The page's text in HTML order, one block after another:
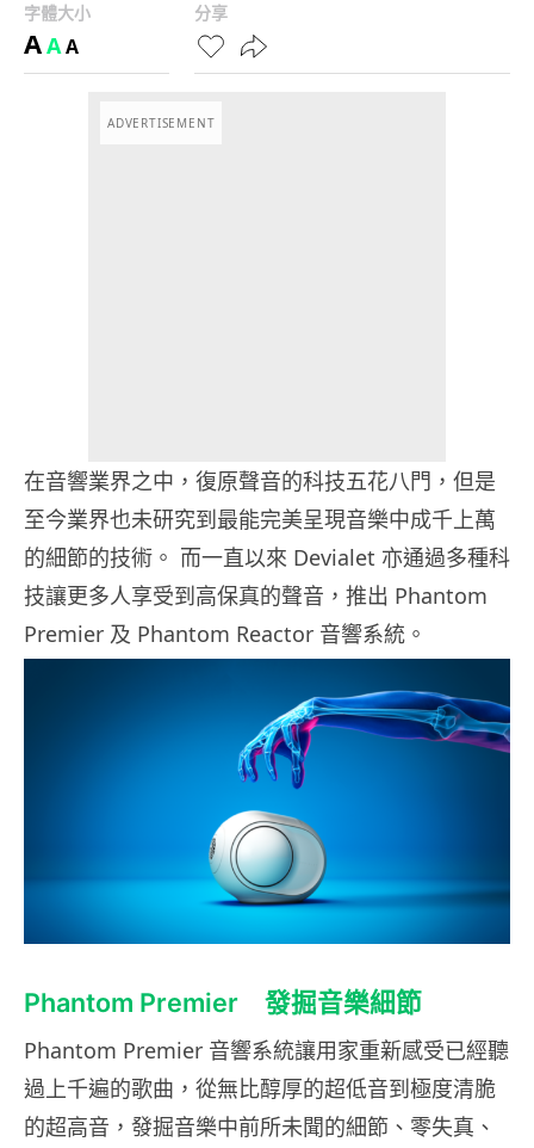
字體大小
AAA
分享
ADVERTISEMENT
在音響業界之中，復原聲音的科技五花八門，但是
至今業界也未研究到最能完美呈現音樂中成千上萬
的細節的技術。 而一直以來 Devialet 亦通過多種科
技讓更多人享受到高保真的聲音，推出 Phantom
Premier 及 Phantom Reactor 音響系統。
Phantom Premier 發掘音樂細節
Phantom Premier 音響系統讓用家重新感受已經聽
過上千遍的歌曲，從無比醇厚的超低音到極度清脆
的超高音，發掘音樂中前所未聞的細節、零失真、